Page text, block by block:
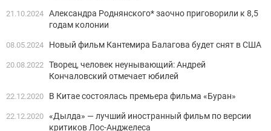
21.10.2024 Александра Роднянского* заочно приговорили к 8,5
годам колонии
08.05.2024 Новый фильм Кантемира Балагова будет снят в США
20.08.2022 Творец, человек неунывающий: Андрей
Кончаловский отмечает юбилей
22.12.2020 В Китае состоялась премьера фильма «Буран»
22.12.2020 «Дылда» — лучший иностранный фильм по версии
критиков Лос-Анджелеса